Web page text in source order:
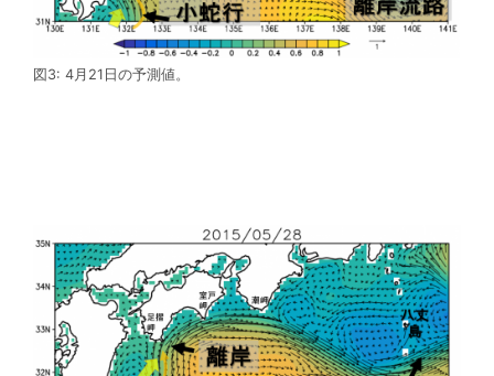
図3: 4月21日の予測値。